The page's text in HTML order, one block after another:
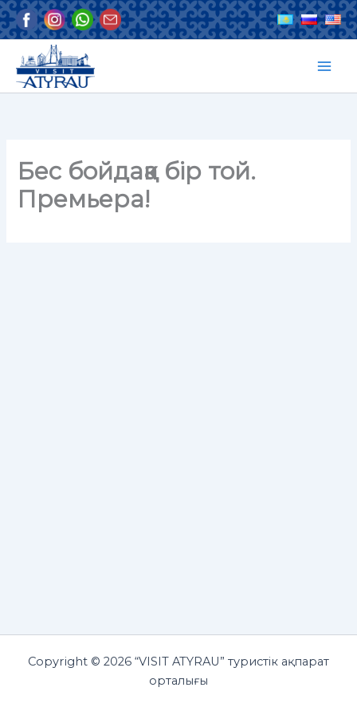
Skip
to
Бес бойдаққа бір той.
Премьера!
Copyright © 2026 “VISIT ATYRAU” туристік ақпарат
орталығы